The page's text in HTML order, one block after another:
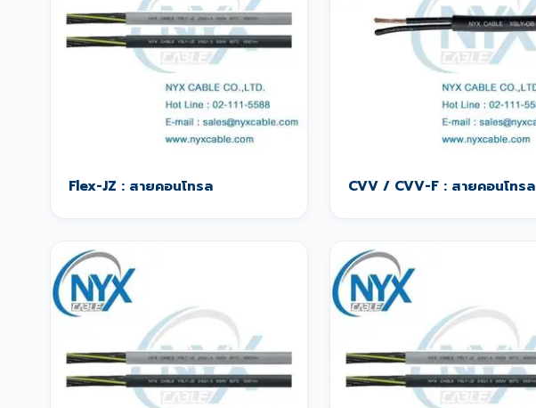
Flex-JZ : สายคอนโทรล CVV / CVV-F : สายคอนโทรล